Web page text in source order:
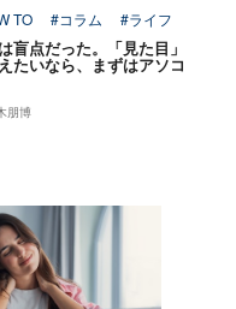
TO #コラム #ライフ
盲点だった。「見た目」
たいなら、まずはアソコ
朋博